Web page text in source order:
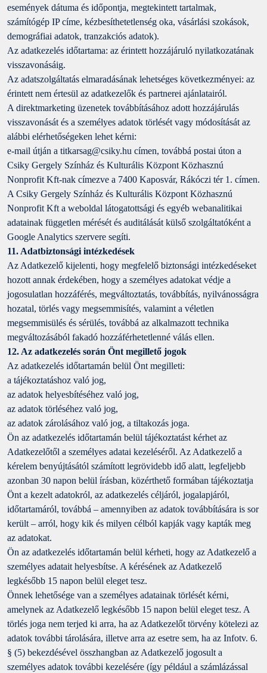
események dátuma és időpontja, megtekintett tartalmak,
számítógép IP címe, kézbesíthetetlenség oka, vásárlási szokások,
demográfiai adatok, tranzakciós adatok).
Az adatkezelés időtartama: az érintett hozzájáruló nyilatkozatának
visszavonásáig.
Az adatszolgáltatás elmaradásának lehetséges következményei: az
érintett nem értesül az adatkezelők és partnerei ajánlatairól.
A direktmarketing üzenetek továbbításához adott hozzájárulás
visszavonását és a személyes adatok törlését vagy módosítását az
alábbi elérhetőségeken lehet kérni:
e-mail útján a titkarsag@csiky.hu címen, továbbá postai úton a
Csiky Gergely Színház és Kulturális Központ Közhasznú
Nonprofit Kft-nak címezve a 7400 Kaposvár, Rákóczi tér 1. címen.
A Csiky Gergely Színház és Kulturális Központ Közhasznú
Nonprofit Kft a weboldal látogatottsági és egyéb webanalitikai
adatainak független mérését és auditálását külső szolgáltatóként a
Google Analytics szervere segíti.
11. Adatbiztonsági intézkedések
Az Adatkezelő kijelenti, hogy megfelelő biztonsági intézkedéseket
hozott annak érdekében, hogy a személyes adatokat védje a
jogosulatlan hozzáférés, megváltoztatás, továbbítás, nyilvánosságra
hozatal, törlés vagy megsemmisítés, valamint a véletlen
megsemmisülés és sérülés, továbbá az alkalmazott technika
megváltozásából fakadó hozzáférhetetlenné válás ellen.
12. Az adatkezelés során Önt megillető jogok
Az adatkezelés időtartamán belül Önt megilleti:
a tájékoztatáshoz való jog,
az adatok helyesbítéséhez való jog,
az adatok törléséhez való jog,
az adatok zárolásához való jog, a tiltakozás joga.
Ön az adatkezelés időtartamán belül tájékoztatást kérhet az
Adatkezelőtől a személyes adatai kezeléséről. Az Adatkezelő a
kérelem benyújtásától számított legrövidebb idő alatt, legfeljebb
azonban 30 napon belül írásban, közérthető formában tájékoztatja
Önt a kezelt adatokról, az adatkezelés céljáról, jogalapjáról,
időtartamáról, továbbá – amennyiben az adatok továbbítására is sor
került – arról, hogy kik és milyen célból kapják vagy kapták meg
az adatokat.
Ön az adatkezelés időtartamán belül kérheti, hogy az Adatkezelő a
személyes adatait helyesbítse. A kérésének az Adatkezelő
legkésőbb 15 napon belül eleget tesz.
Önnek lehetősége van a személyes adatainak törlését kérni,
amelynek az Adatkezelő legkésőbb 15 napon belül eleget tesz. A
törlés joga nem terjed ki arra, ha az Adatkezelőt törvény kötelezi az
adatok további tárolására, illetve arra az esetre sem, ha az Infotv. 6.
§ (5) bekezdésével összhangban az Adatkezelő jogosult a
személyes adatok további kezelésére (így például a számlázással